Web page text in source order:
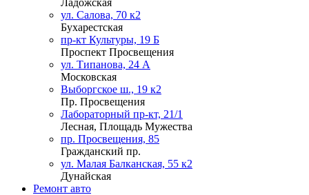
Ладожская
ул. Салова, 70 к2
Бухарестская
пр-кт Культуры, 19 Б
Проспект Просвещения
ул. Типанова, 24 А
Московская
Выборгское ш., 19 к2
Пр. Просвещения
Лабораторный пр-кт, 21/1
Лесная, Площадь Мужества
пр. Просвещения, 85
Гражданский пр.
ул. Малая Балканская, 55 к2
Дунайская
Ремонт авто